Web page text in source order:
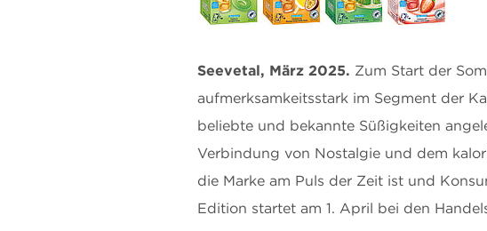
Seevetal, März 2025. Zum Start der
aufmerksamkeitsstark im Segment der
beliebte und bekannte Süßigkeiten
Verbindung von Nostalgie und dem
die Marke am Puls der Zeit ist und
Edition startet am 1. April bei den